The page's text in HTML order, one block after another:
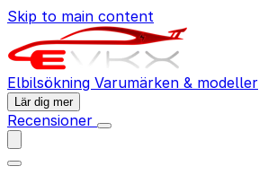
Skip to main content
Elbilsökning Varumärken & modeller
Lär dig mer
Recensioner